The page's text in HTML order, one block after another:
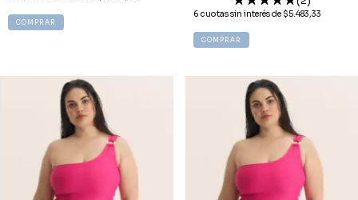
COMPRAR
6 cuotas sin interés de $5.483,33
COMPRAR